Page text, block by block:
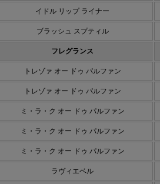
イドル リップ ライナー
ブラッシュ スプティル
フレグランス
トレゾァ オー ドゥ パルファン
トレゾァ オー ドゥ パルファン
ミ・ラ・ク オー ドゥ パルファン
ミ・ラ・ク オー ドゥ パルファン
ミ・ラ・ク オー ドゥ パルファン
ラヴィエベル